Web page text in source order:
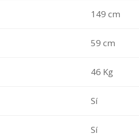
149 cm
59 cm
46 Kg
Sí
Sí